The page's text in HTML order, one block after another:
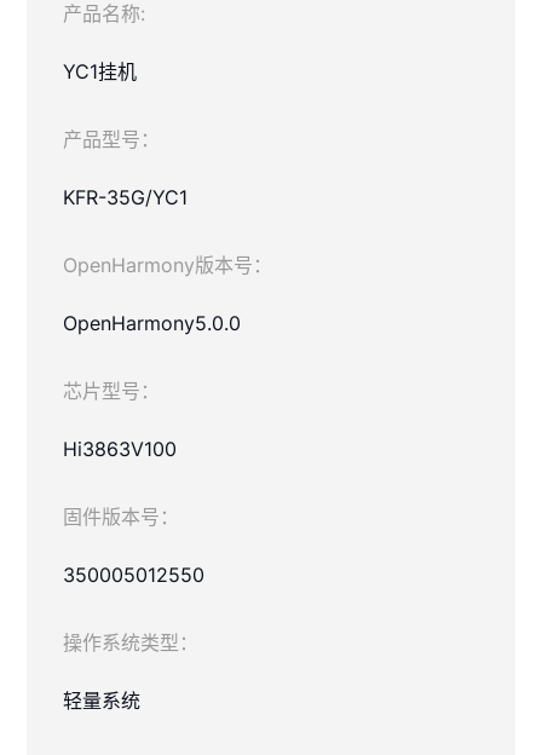
产品名称:
YC1挂机
产品型号：
KFR-35G/YC1
OpenHarmony版本号：
OpenHarmony5.0.0
芯片型号：
Hi3863V100
固件版本号：
350005012550
操作系统类型：
轻量系统